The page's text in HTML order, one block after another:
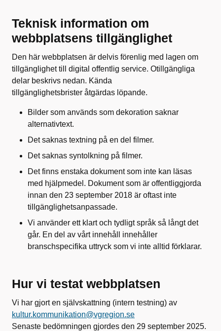
Teknisk information om
webbplatsens tillgänglighet
Den här webbplatsen är delvis förenlig med lagen om
tillgänglighet till digital offentlig service. Otillgängliga
delar beskrivs nedan. Kända
tillgänglighetsbrister åtgärdas löpande.
Bilder som används som dekoration saknar
alternativtext.
Det saknas textning på en del filmer.
Det saknas syntolkning på filmer.
Det finns enstaka dokument som inte kan läsas
med hjälpmedel. Dokument som är offentliggjorda
innan den 23 september 2018 är oftast inte
tillgänglighetsanpassade.
Vi använder ett klart och tydligt språk så långt det
går. En del av vårt innehåll innehåller
branschspecifika uttryck som vi inte alltid förklarar.
Hur vi testat webbplatsen
Vi har gjort en självskattning (intern testning) av
kultur.kommunikation@vgregion.se
Senaste bedömningen gjordes den 29 september 2025.